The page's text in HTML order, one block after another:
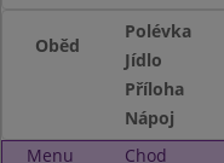
Oběd
Polévka
Jídlo
Příloha
Nápoj
Menu
Chod